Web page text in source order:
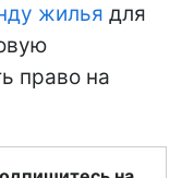
жилья для
право на